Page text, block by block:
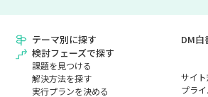
テーマ別に探す
検討フェーズで探す
課題を見つける
解決方法を探す
実行プランを決める
DM白
サイ
プラ